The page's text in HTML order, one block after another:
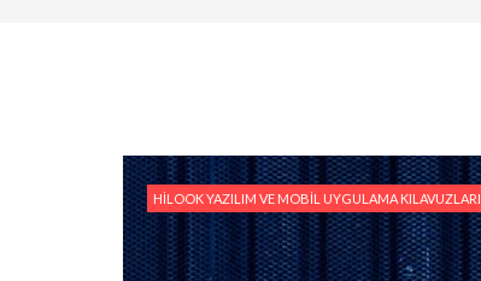
HILOOK YAZILIM VE MOBIL UYGULAMA KILAVUZLARI